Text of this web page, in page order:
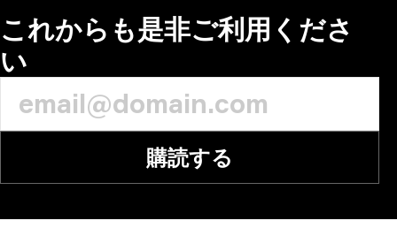
これからも是非ご利用くださ
い
購読する